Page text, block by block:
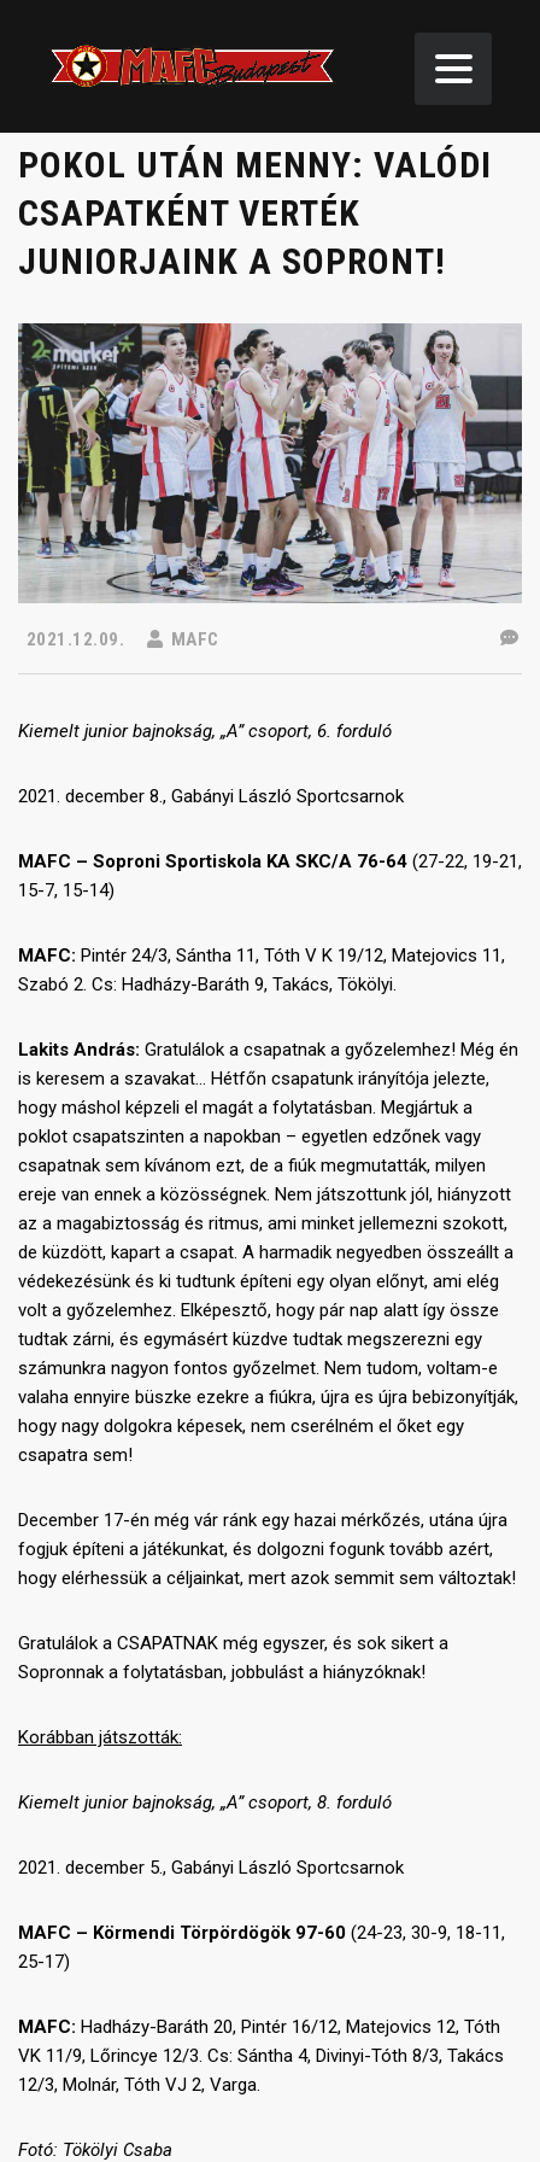
POKOL UTÁN MENNY: VALÓDI
CSAPATKÉNT VERTÉK
JUNIORJAINK A SOPRONT!
2021.12.09. MAFC
Kiemelt junior bajnokság, „A” csoport, 6. forduló
2021. december 8., Gabányi László Sportcsarnok
MAFC – Soproni Sportiskola KA SKC/A 76-64 (27-22, 19-21,
15-7, 15-14)
MAFC: Pintér 24/3, Sántha 11, Tóth V K 19/12, Matejovics 11,
Szabó 2. Cs: Hadházy-Baráth 9, Takács, Tökölyi.
Lakits András: Gratulálok a csapatnak a győzelemhez! Még én
is keresem a szavakat… Hétfőn csapatunk irányítója jelezte,
hogy máshol képzeli el magát a folytatásban. Megjártuk a
poklot csapatszinten a napokban – egyetlen edzőnek vagy
csapatnak sem kívánom ezt, de a fiúk megmutatták, milyen
ereje van ennek a közösségnek. Nem játszottunk jól, hiányzott
az a magabiztosság és ritmus, ami minket jellemezni szokott,
de küzdött, kapart a csapat. A harmadik negyedben összeállt a
védekezésünk és ki tudtunk építeni egy olyan előnyt, ami elég
volt a győzelemhez. Elképesztő, hogy pár nap alatt így össze
tudtak zárni, és egymásért küzdve tudtak megszerezni egy
számunkra nagyon fontos győzelmet. Nem tudom, voltam-e
valaha ennyire büszke ezekre a fiúkra, újra es újra bebizonyítják,
hogy nagy dolgokra képesek, nem cserélném el őket egy
csapatra sem!
December 17-én még vár ránk egy hazai mérkőzés, utána újra
fogjuk építeni a játékunkat, és dolgozni fogunk tovább azért,
hogy elérhessük a céljainkat, mert azok semmit sem változtak!
Gratulálok a CSAPATNAK még egyszer, és sok sikert a
Sopronnak a folytatásban, jobbulást a hiányzóknak!
Korábban játszották:
Kiemelt junior bajnokság, „A” csoport, 8. forduló
2021. december 5., Gabányi László Sportcsarnok
MAFC – Körmendi Törpördögök 97-60 (24-23, 30-9, 18-11,
25-17)
MAFC: Hadházy-Baráth 20, Pintér 16/12, Matejovics 12, Tóth
VK 11/9, Lőrincye 12/3. Cs: Sántha 4, Divinyi-Tóth 8/3, Takács
12/3, Molnár, Tóth VJ 2, Varga.
Fotó: Tökölyi Csaba